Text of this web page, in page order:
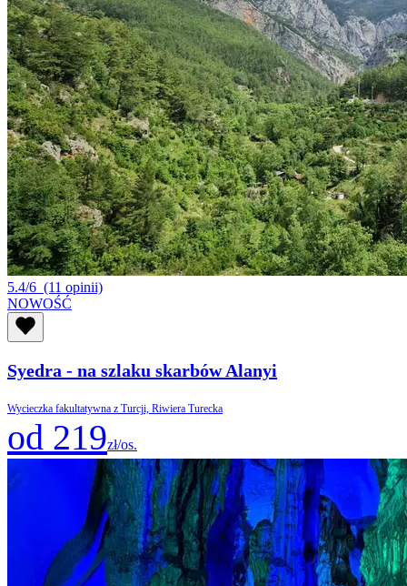
5.4/6 (11 opinii)
NOWOŚĆ
Syedra - na szlaku skarbów Alanyi
Wycieczka fakultatywna z Turcji, Riwiera Turecka
od 219zł/os.